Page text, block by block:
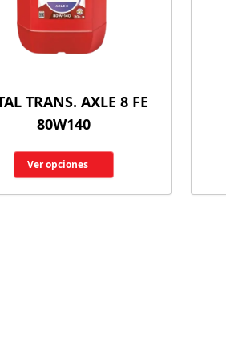
TRANS. AXLE 8 FE
80W140
Ver opciones